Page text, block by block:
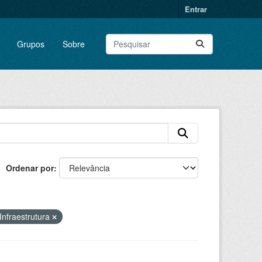
Entrar
Grupos Sobre
Ordenar por